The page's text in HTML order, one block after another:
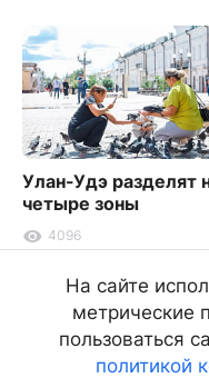
Улан-Удэ разделят
четыре зоны
4096
На сайте
метрические
пользоваться
политикой